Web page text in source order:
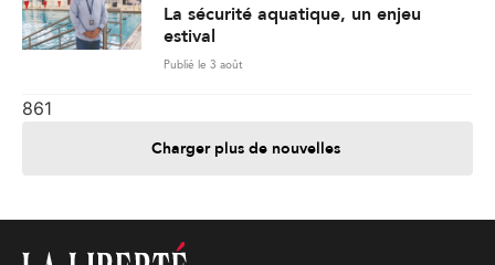
La sécurité aquatique, un enjeu
estival
Publié le 3 août
861
Charger plus de nouvelles